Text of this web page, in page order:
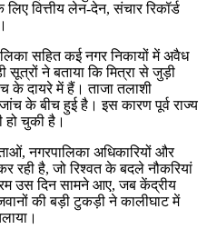
वित्तीय लेन-देन, संचार रिकॉर्ड
सहित कई नगर निकायों में अवैध
सूत्रों ने बताया कि मित्रा से जुड़ी
के दायरे में हैं। ताजा तलाशी
के बीच हुई है। इस कारण पूर्व राज्य
हो चुकी है।
नगरपालिका अधिकारियों और
रही है, जो रिश्वत के बदले नौकरियां
उस दिन सामने आए, जब केंद्रीय
की बड़ी टुकड़ी ने कालीघाट में